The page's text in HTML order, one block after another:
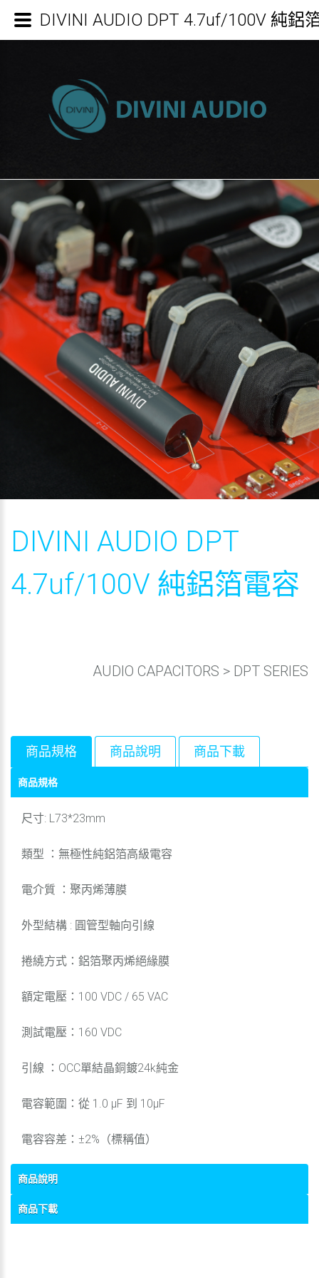
DIVINI AUDIO DPT
4.7uf/100V 純鋁箔電容
AUDIO CAPACITORS > DPT SERIES
商品規格 商品說明 商品下載
商品規格
尺寸: L73*23mm
類型 ：無極性純鋁箔高級電容
電介質 ：聚丙烯薄膜
外型結構 : 圓管型軸向引線
捲繞方式：鋁箔聚丙烯絕緣膜
額定電壓：100 VDC / 65 VAC
測試電壓：160 VDC
引線 ：OCC單結晶銅鍍24k純金
電容範圍：從 1.0 μF 到 10μF
電容容差：±2%（標稱值）
商品說明
商品下載
DIVINI AUDIO DPT 4.7uf/100V 純鋁